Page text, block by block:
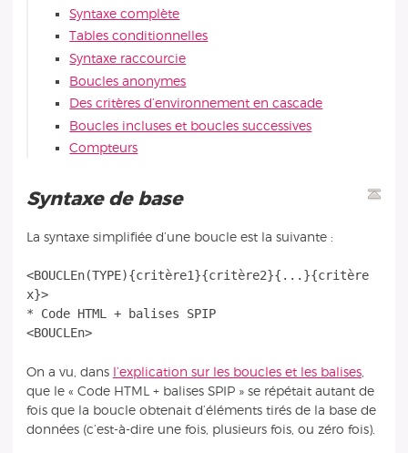
Syntaxe complète
Tables conditionnelles
Syntaxe raccourcie
Boucles anonymes
Des critères d’environnement en cascade
Boucles incluses et boucles successives
Compteurs
Syntaxe de base
La syntaxe simplifiée d’une boucle est la suivante :
<BOUCLEn(TYPE){critère1}{critère2}{...}{critère
x}>
* Code HTML + balises SPIP
<BOUCLEn>
On a vu, dans l’explication sur les boucles et les balises,
que le « Code HTML + balises SPIP » se répétait autant de
fois que la boucle obtenait d’éléments tirés de la base de
données (c’est-à-dire une fois, plusieurs fois, ou zéro fois).